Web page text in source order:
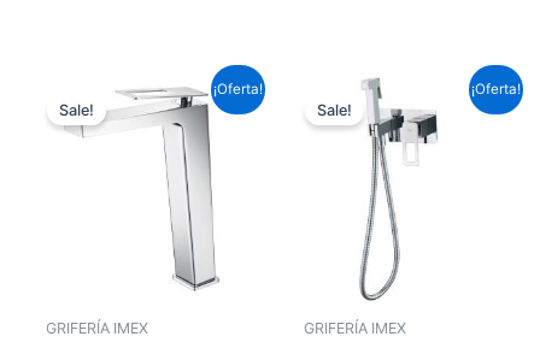
¡Oferta!
Sale!
GRIFERÍA IMEX
precio
original
156,09 €.
precio
actual
es:
115,54 €.
¡Oferta!
Sale!
GRIFERÍA IMEX
El
precio
original
era:
158,51 €.
precio
actual
es: